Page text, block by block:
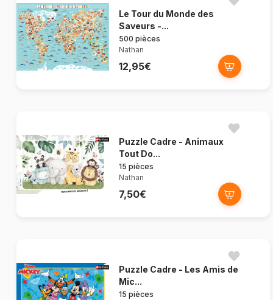
Le Tour du Monde des
Saveurs -...
500 pièces
Nathan
12,95€
Puzzle Cadre - Animaux
Tout Do...
15 pièces
Nathan
7,50€
Puzzle Cadre - Les Amis de
Mic...
15 pièces